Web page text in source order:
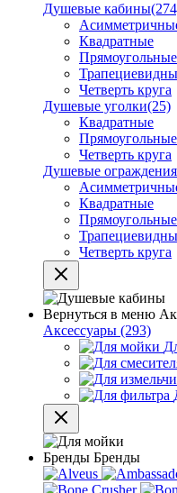
Душевые кабины
Квадратные
Прямоугольные
Четверть круга
Душевые уголки(25)
Квадратные
Прямоугольные
Четверть круга
Душевые ограждения
Квадратные
Прямоугольные
Четверть круга
Вернуться в меню
Аксессуары (293)
Бренды Бренды